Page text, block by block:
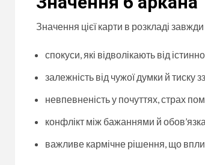
Значення цієї карти в розкладі
спокуси, які відволікають від
залежність від чужої думки й тиску
невпевненість у почуттях, страх
конфлікт між бажаннями й
важливе кармічне рішення, що